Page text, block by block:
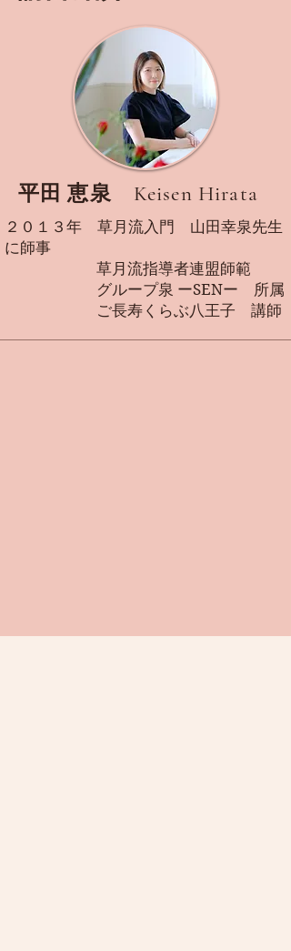
平田 恵泉 Keisen Hirata
２０１３年 草月流入門 山田幸泉先生
に師事
草月流指導者連盟師範
グループ泉 ーSENー 所属
​ ご長寿くらぶ八王子 講師